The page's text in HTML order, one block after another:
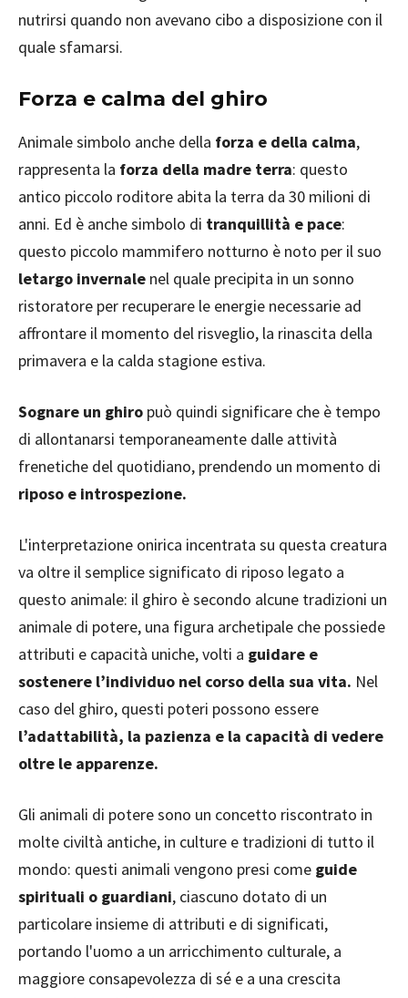
nutrirsi quando non avevano cibo a disposizione con il
quale sfamarsi.
Forza e calma del ghiro
Animale simbolo anche della forza e della calma,
rappresenta la forza della madre terra: questo
antico piccolo roditore abita la terra da 30 milioni di
anni. Ed è anche simbolo di tranquillità e pace:
questo piccolo mammifero notturno è noto per il suo
letargo invernale nel quale precipita in un sonno
ristoratore per recuperare le energie necessarie ad
affrontare il momento del risveglio, la rinascita della
primavera e la calda stagione estiva.
Sognare un ghiro può quindi significare che è tempo
di allontanarsi temporaneamente dalle attività
frenetiche del quotidiano, prendendo un momento di
riposo e introspezione.
L'interpretazione onirica incentrata su questa creatura
va oltre il semplice significato di riposo legato a
questo animale: il ghiro è secondo alcune tradizioni un
animale di potere, una figura archetipale che possiede
attributi e capacità uniche, volti a guidare e
sostenere l’individuo nel corso della sua vita. Nel
caso del ghiro, questi poteri possono essere
l’adattabilità, la pazienza e la capacità di vedere
oltre le apparenze.
Gli animali di potere sono un concetto riscontrato in
molte civiltà antiche, in culture e tradizioni di tutto il
mondo: questi animali vengono presi come guide
spirituali o guardiani, ciascuno dotato di un
particolare insieme di attributi e di significati,
portando l'uomo a un arricchimento culturale, a
maggiore consapevolezza di sé e a una crescita